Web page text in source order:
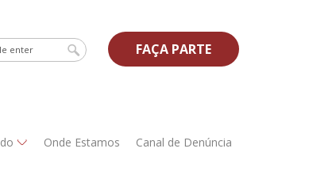
FAÇA PARTE
Onde Estamos Canal de Denúncia